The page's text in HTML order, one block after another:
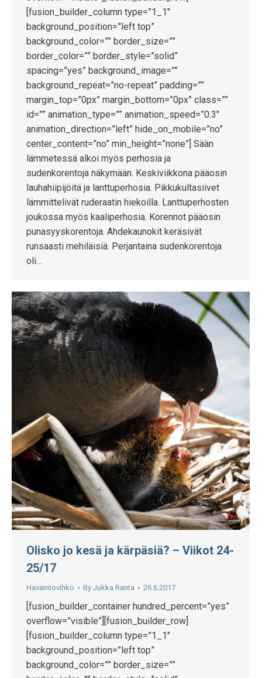
[fusion_builder_column type=”1_1″
background_position=”left top”
background_color=”” border_size=””
border_color=”” border_style=”solid”
spacing=”yes” background_image=””
background_repeat=”no-repeat” padding=””
margin_top=”0px” margin_bottom=”0px” class=””
id=”” animation_type=”” animation_speed=”0.3″
animation_direction=”left” hide_on_mobile=”no”
center_content=”no” min_height=”none”] Sään
lämmetessä alkoi myös perhosia ja
sudenkorentoja näkymään. Keskiviikkona pääosin
lauhahiipijöitä ja lanttuperhosia. Pikkukultasiivet
lämmittelivät ruderaatin hiekoilla. Lanttuperhosten
joukossa myös kaaliperhosia. Korennot pääosin
punasyyskorentoja. Ahdekaunokit keräsivät
runsaasti mehiläisiä. Perjantaina sudenkorentoja
oli…
Olisko jo kesä ja kärpäsiä? – Viikot 24-
25/17
Havaintovihko By Jukka Ranta 26.6.2017
[fusion_builder_container hundred_percent=”yes”
overflow=”visible”][fusion_builder_row]
[fusion_builder_column type=”1_1″
background_position=”left top”
background_color=”” border_size=””